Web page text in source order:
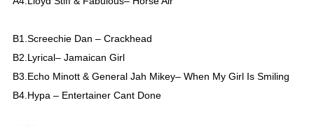
B1.Screechie Dan – Crackhead
B2.Lyrical– Jamaican Girl
B3.Echo Minott & General Jah Mikey– When My Girl Is Smiling
B4.Hypa – Entertainer Cant Done